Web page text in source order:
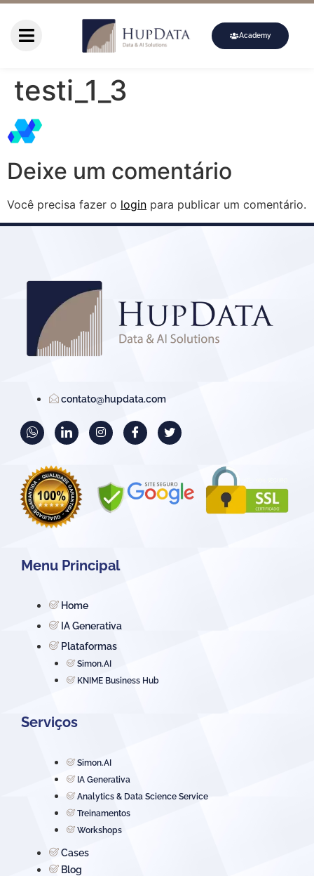
Academy
testi_1_3
Deixe um comentário
Você precisa fazer o login para publicar um comentário.
contato@hupdata.com
Menu Principal
Home
IA Generativa
Plataformas
Simon.AI
KNIME Business Hub
Serviços
Simon.AI
IA Generativa
Analytics & Data Science Service
Treinamentos
Workshops
Cases
Blog